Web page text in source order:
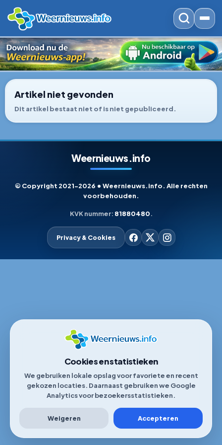
Cookies en statistieken
We gebruiken lokale opslag voor favoriete en recent
gekozen locaties. Daarnaast gebruiken we Google
Analytics voor bezoekersstatistieken.
Weigeren Accepteren
Artikel niet gevonden
Dit artikel bestaat niet of is niet gepubliceerd.
Weernieuws.info
© Copyright 2021-2026 • Weernieuws.info. Alle rechten
voorbehouden.
KVK nummer: 81880480.
Privacy & Cookies